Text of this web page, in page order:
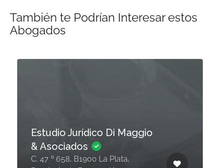
También te Podrían Interesar estos
Abogados
Estudio Jurídico Di Maggio
& Asociados
C. 47 º 658, B1900 La Plata,